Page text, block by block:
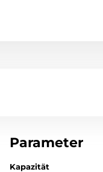
Parameter
Kapazität